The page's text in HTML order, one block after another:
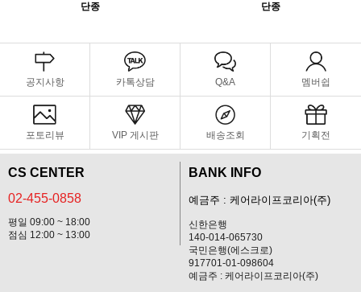
단종
단종
공지사항 카톡상담 Q&A 멤버쉽
포토리뷰 VIP 게시판 배송조회 기획전
CS CENTER
02-455-0858
평일 09:00 ~ 18:00
점심 12:00 ~ 13:00
BANK INFO
예금주 : 케어라이프코리아(주)
신한은행
140-014-065730
국민은행(에스크로)
917701-01-098604
예금주 : 케어라이프코리아(주)